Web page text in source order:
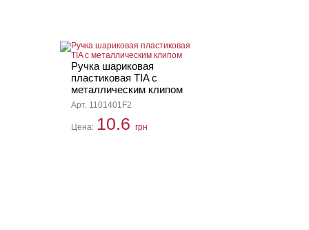
Ручка шариковая
пластиковая TIA с
металлическим клипом
Арт. 1101401F2
Цена: 10.6 грн